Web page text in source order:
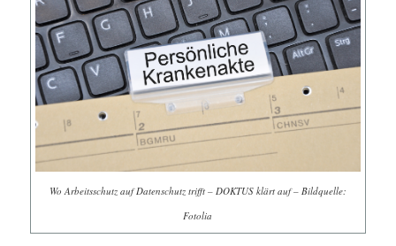
Wo Arbeitsschutz auf Datenschutz trifft – DOKTUS klärt auf – Bildquelle:
Fotolia